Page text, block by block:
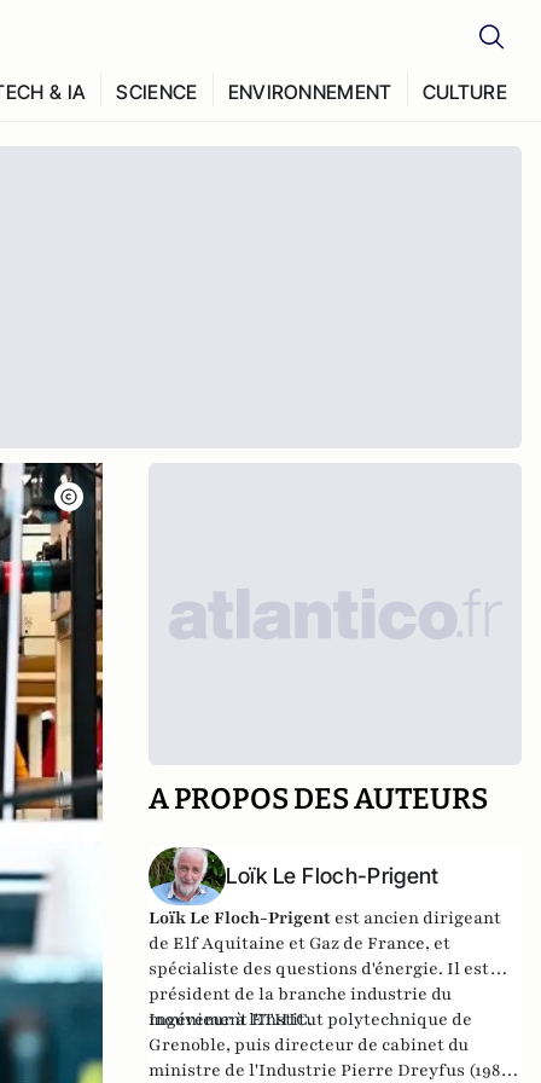
& IA SCIENCE ENVIRONNEMENT CULTURE
A PROPOS DES AUTEURS
Loïk Le Floch-Prigent
Loïk Le Floch-Prigent est ancien dirigeant
de Elf Aquitaine et Gaz de France, et
spécialiste des questions d'énergie. Il est
président de la branche industrie du
mouvement ETHIC.
Ingénieur à l'Institut polytechnique de
Grenoble, puis directeur de cabinet du
ministre de l'Industrie Pierre Dreyfus (1981-